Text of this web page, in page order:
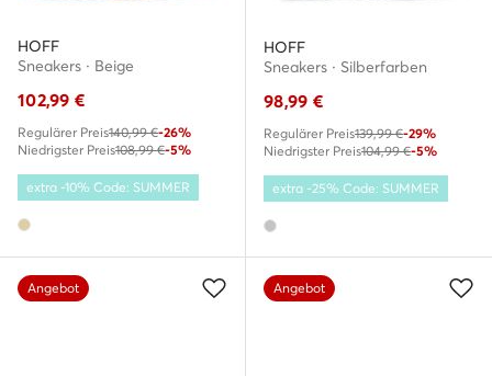
HOFF
Sneakers · Beige
102,99 €
Regulärer Preis140,99 €-26%
Niedrigster Preis108,99 €-5%
extra -10% Code: SUMMER
HOFF
Sneakers · Silberfarben
98,99 €
Regulärer Preis139,99 €-29%
Niedrigster Preis104,99 €-5%
extra -25% Code: SUMMER
Angebot Angebot